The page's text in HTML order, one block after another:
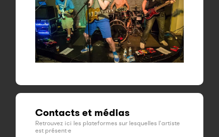
Contacts et médias
Retrouvez ici les plateformes sur lesquelles l'artiste
est présent·e